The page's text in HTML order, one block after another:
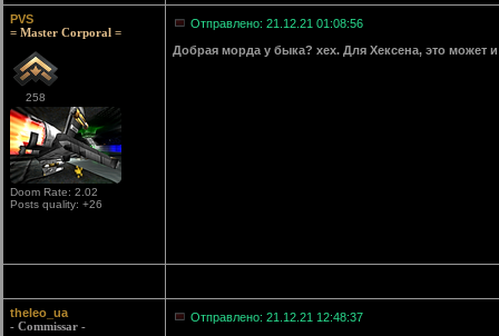
PVS
= Master Corporal =
258
Doom Rate: 2.02
Posts quality: +26
Отправлено: 21.12.21 01:08:56
Добрая морда у быка? хех. Для Хексена, это может
theleo_ua
- Commissar -
Отправлено: 21.12.21 12:48:37